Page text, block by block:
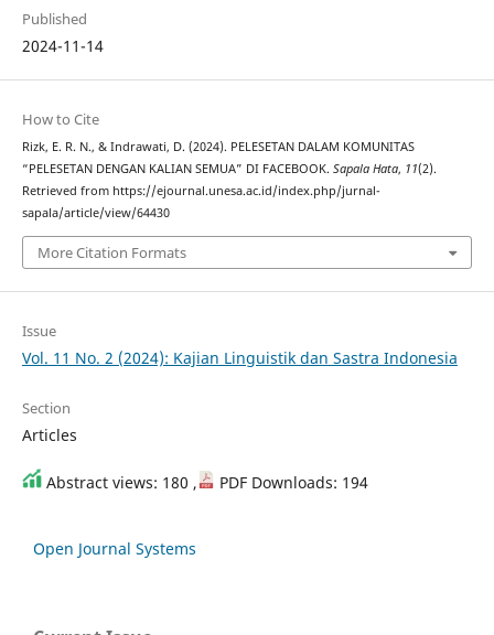
Published
2024-11-14
How to Cite
Rizk, E. R. N., & Indrawati, D. (2024). PELESETAN DALAM KOMUNITAS
“PELESETAN DENGAN KALIAN SEMUA” DI FACEBOOK. Sapala Hata, 11(2).
Retrieved from https://ejournal.unesa.ac.id/index.php/jurnal-
sapala/article/view/64430
More Citation Formats
Issue
Vol. 11 No. 2 (2024): Kajian Linguistik dan Sastra Indonesia
Section
Articles
Abstract views: 180 , PDF Downloads: 194
Open Journal Systems